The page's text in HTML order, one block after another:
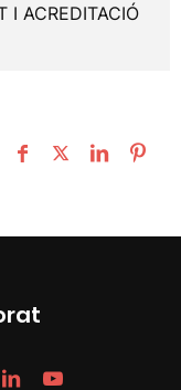
I ACREDITACIÓ